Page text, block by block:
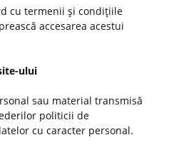
cu termenii şi condiţiile
accesarea acestui
ului
sau material transmisă
politicii de
cu caracter personal.